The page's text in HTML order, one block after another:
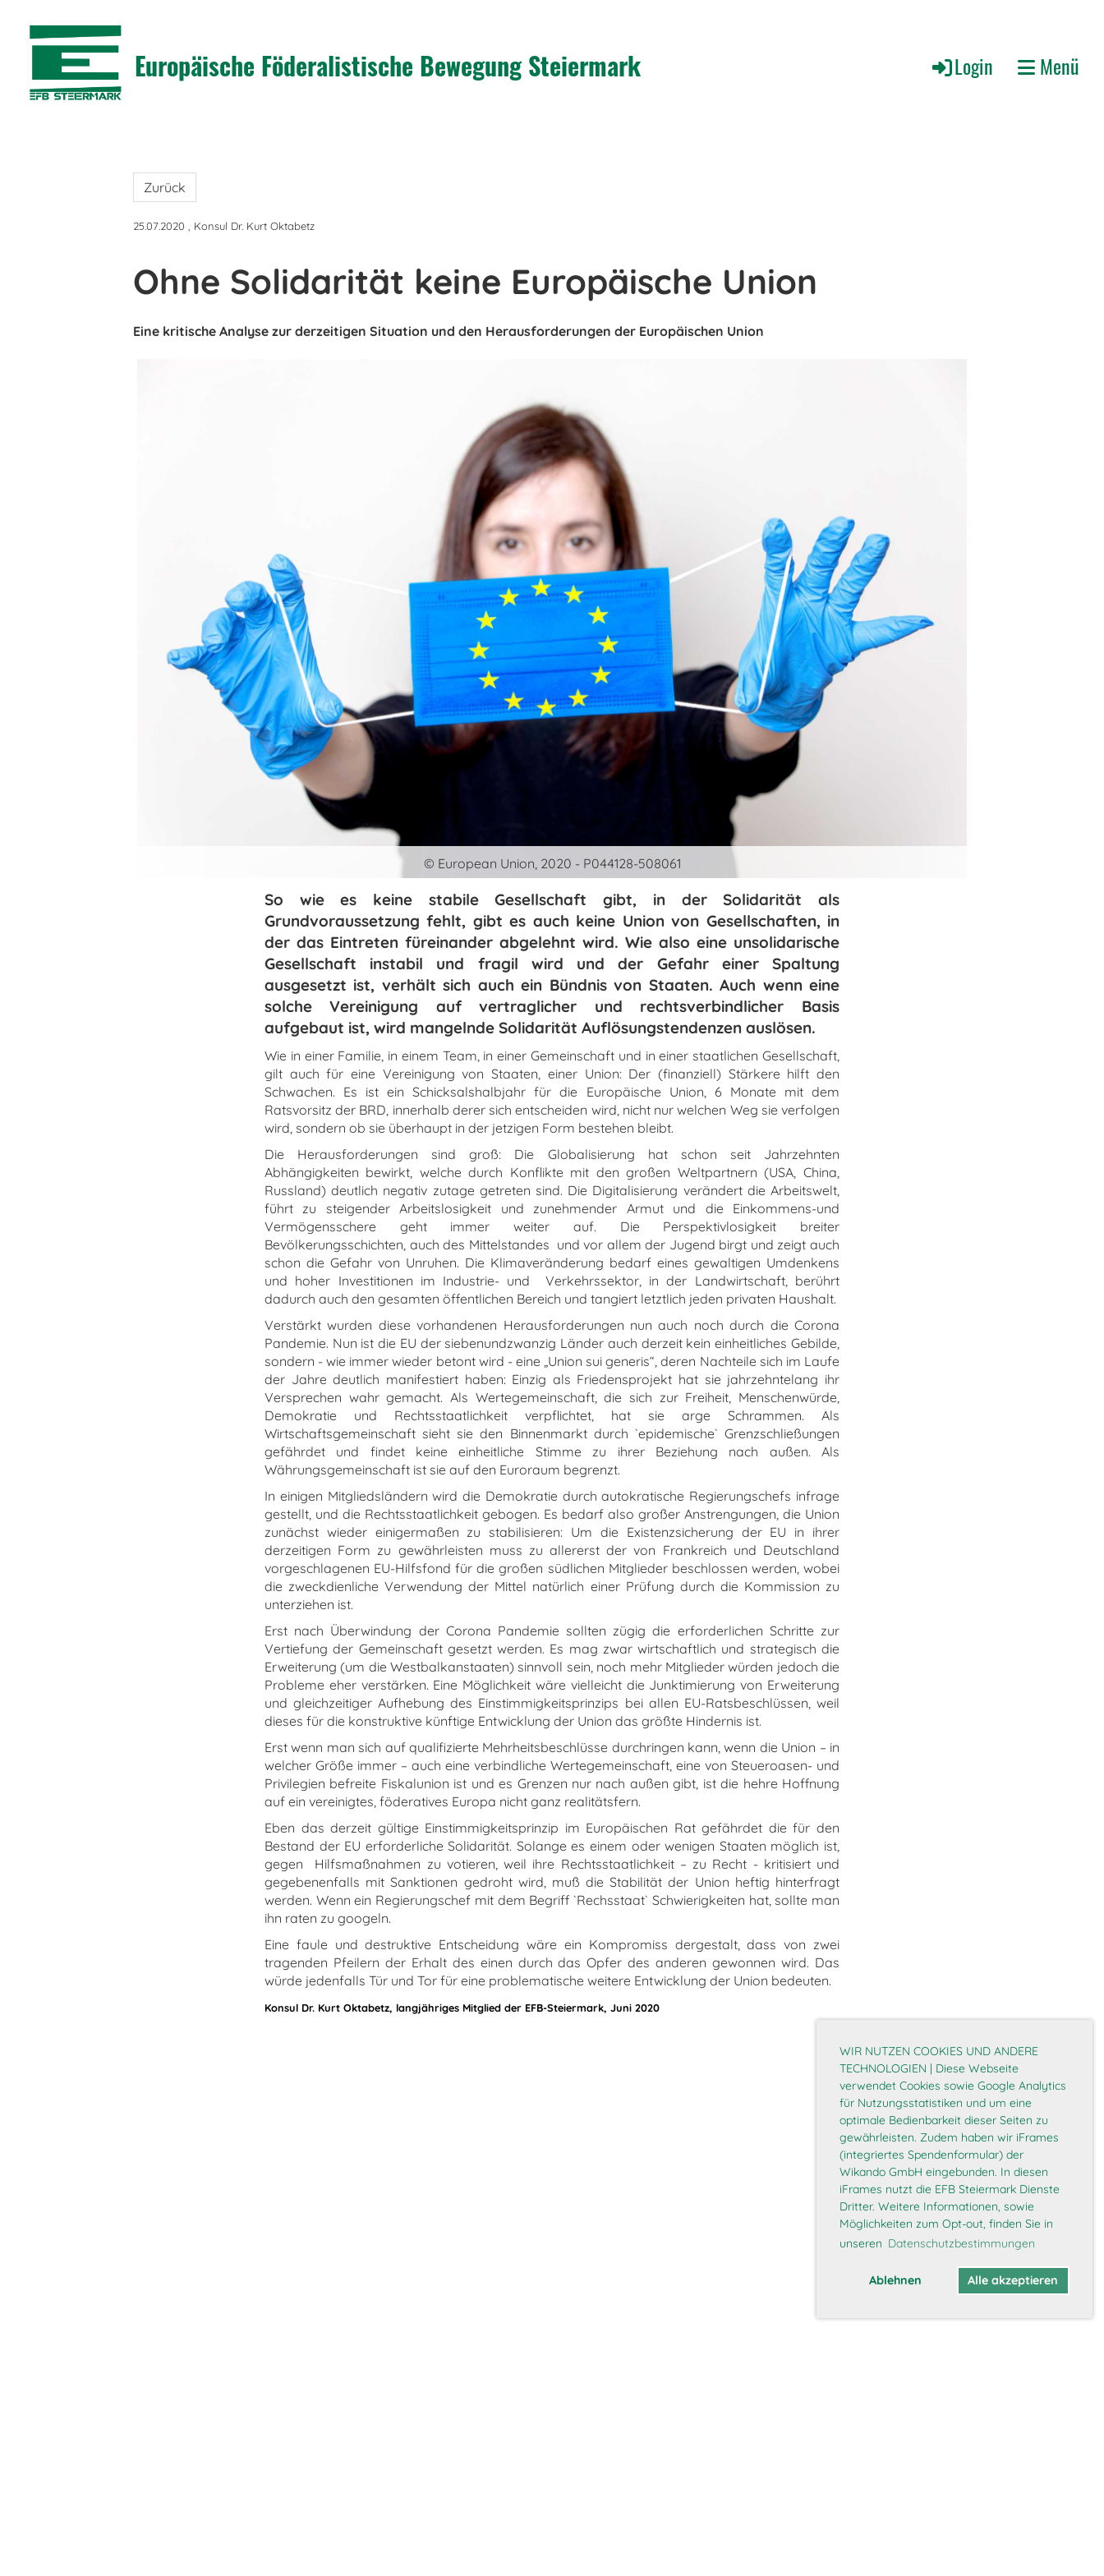
WIR NUTZEN COOKIES UND ANDERE
TECHNOLOGIEN | Diese Webseite
verwendet Cookies sowie Google Analytics
für Nutzungsstatistiken und um eine
optimale Bedienbarkeit dieser Seiten zu
gewährleisten. Zudem haben wir iFrames
(integriertes Spendenformular) der
Wikando GmbH eingebunden. In diesen
iFrames nutzt die EFB Steiermark Dienste
Dritter. Weitere Informationen, sowie
Möglichkeiten zum Opt-out, finden Sie in
unseren Datenschutzbestimmungen
Ablehnen Alle akzeptieren
Europäische Föderalistische Bewegung Steiermark Login Menü
Zurück
25.07.2020 , Konsul Dr. Kurt Oktabetz
Ohne Solidarität keine Europäische Union
Eine kritische Analyse zur derzeitigen Situation und den Herausforderungen der Europäischen Union
© European Union, 2020 - P044128-508061
So wie es keine stabile Gesellschaft gibt, in der Solidarität als
Grundvoraussetzung fehlt, gibt es auch keine Union von Gesellschaften, in
der das Eintreten füreinander abgelehnt wird. Wie also eine unsolidarische
Gesellschaft instabil und fragil wird und der Gefahr einer Spaltung
ausgesetzt ist, verhält sich auch ein Bündnis von Staaten. Auch wenn eine
solche Vereinigung auf vertraglicher und rechtsverbindlicher Basis
aufgebaut ist, wird mangelnde Solidarität Auflösungstendenzen auslösen.
Wie in einer Familie, in einem Team, in einer Gemeinschaft und in einer staatlichen Gesellschaft,
gilt auch für eine Vereinigung von Staaten, einer Union: Der (finanziell) Stärkere hilft den
Schwachen. Es ist ein Schicksalshalbjahr für die Europäische Union, 6 Monate mit dem
Ratsvorsitz der BRD, innerhalb derer sich entscheiden wird, nicht nur welchen Weg sie verfolgen
wird, sondern ob sie überhaupt in der jetzigen Form bestehen bleibt.
Die Herausforderungen sind groß: Die Globalisierung hat schon seit Jahrzehnten
Abhängigkeiten bewirkt, welche durch Konflikte mit den großen Weltpartnern (USA, China,
Russland) deutlich negativ zutage getreten sind. Die Digitalisierung verändert die Arbeitswelt,
führt zu steigender Arbeitslosigkeit und zunehmender Armut und die Einkommens-und
Vermögensschere geht immer weiter auf. Die Perspektivlosigkeit breiter
Bevölkerungsschichten, auch des Mittelstandes und vor allem der Jugend birgt und zeigt auch
schon die Gefahr von Unruhen. Die Klimaveränderung bedarf eines gewaltigen Umdenkens
und hoher Investitionen im Industrie- und Verkehrssektor, in der Landwirtschaft, berührt
dadurch auch den gesamten öffentlichen Bereich und tangiert letztlich jeden privaten Haushalt.
Verstärkt wurden diese vorhandenen Herausforderungen nun auch noch durch die Corona
Pandemie. Nun ist die EU der siebenundzwanzig Länder auch derzeit kein einheitliches Gebilde,
sondern - wie immer wieder betont wird - eine „Union sui generis“, deren Nachteile sich im Laufe
der Jahre deutlich manifestiert haben: Einzig als Friedensprojekt hat sie jahrzehntelang ihr
Versprechen wahr gemacht. Als Wertegemeinschaft, die sich zur Freiheit, Menschenwürde,
Demokratie und Rechtsstaatlichkeit verpflichtet, hat sie arge Schrammen. Als
Wirtschaftsgemeinschaft sieht sie den Binnenmarkt durch `epidemische` Grenzschließungen
gefährdet und findet keine einheitliche Stimme zu ihrer Beziehung nach außen. Als
Währungsgemeinschaft ist sie auf den Euroraum begrenzt.
In einigen Mitgliedsländern wird die Demokratie durch autokratische Regierungschefs infrage
gestellt, und die Rechtsstaatlichkeit gebogen. Es bedarf also großer Anstrengungen, die Union
zunächst wieder einigermaßen zu stabilisieren: Um die Existenzsicherung der EU in ihrer
derzeitigen Form zu gewährleisten muss zu allererst der von Frankreich und Deutschland
vorgeschlagenen EU-Hilfsfond für die großen südlichen Mitglieder beschlossen werden, wobei
die zweckdienliche Verwendung der Mittel natürlich einer Prüfung durch die Kommission zu
unterziehen ist.
Erst nach Überwindung der Corona Pandemie sollten zügig die erforderlichen Schritte zur
Vertiefung der Gemeinschaft gesetzt werden. Es mag zwar wirtschaftlich und strategisch die
Erweiterung (um die Westbalkanstaaten) sinnvoll sein, noch mehr Mitglieder würden jedoch die
Probleme eher verstärken. Eine Möglichkeit wäre vielleicht die Junktimierung von Erweiterung
und gleichzeitiger Aufhebung des Einstimmigkeitsprinzips bei allen EU-Ratsbeschlüssen, weil
dieses für die konstruktive künftige Entwicklung der Union das größte Hindernis ist.
Erst wenn man sich auf qualifizierte Mehrheitsbeschlüsse durchringen kann, wenn die Union – in
welcher Größe immer – auch eine verbindliche Wertegemeinschaft, eine von Steueroasen- und
Privilegien befreite Fiskalunion ist und es Grenzen nur nach außen gibt, ist die hehre Hoffnung
auf ein vereinigtes, föderatives Europa nicht ganz realitätsfern.
Eben das derzeit gültige Einstimmigkeitsprinzip im Europäischen Rat gefährdet die für den
Bestand der EU erforderliche Solidarität. Solange es einem oder wenigen Staaten möglich ist,
gegen Hilfsmaßnahmen zu votieren, weil ihre Rechtsstaatlichkeit – zu Recht - kritisiert und
gegebenenfalls mit Sanktionen gedroht wird, muß die Stabilität der Union heftig hinterfragt
werden. Wenn ein Regierungschef mit dem Begriff `Rechsstaat` Schwierigkeiten hat, sollte man
ihn raten zu googeln.
Eine faule und destruktive Entscheidung wäre ein Kompromiss dergestalt, dass von zwei
tragenden Pfeilern der Erhalt des einen durch das Opfer des anderen gewonnen wird. Das
würde jedenfalls Tür und Tor für eine problematische weitere Entwicklung der Union bedeuten.
Konsul Dr. Kurt Oktabetz, langjähriges Mitglied der EFB-Steiermark, Juni 2020